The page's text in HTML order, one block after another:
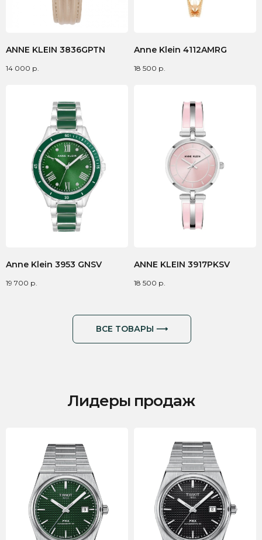
ANNE KLEIN 3836GPTN
14 000 р.
Anne Klein 4112AMRG
18 500 р.
Anne Klein 3953 GNSV
19 700 р.
ANNE KLEIN 3917PKSV
18 500 р.
Лидеры продаж